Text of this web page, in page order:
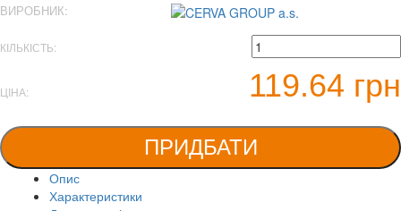
ВИРОБНИК:
КІЛЬКІСТЬ:
ЦІНА: 119.64 грн
ПРИДБАТИ
Опис
Характеристики